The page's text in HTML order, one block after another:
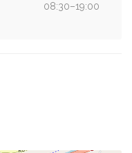
08:30–19:00